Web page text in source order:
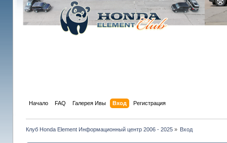
Начало FAQ Галерея Ивы Вход Регистрация
Клуб Honda Element Информационный центр 2006 - 2025» Вход